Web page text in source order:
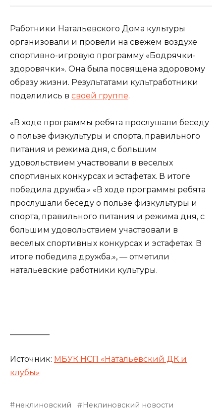
Работники Натальевского Дома культуры
организовали и провели на свежем воздухе
спортивно-игровую программу «Бодрячки-
здоровячки». Она была посвящена здоровому
образу жизни. Результатами культработники
поделились в своей группе.
«В ходе программы ребята прослушали беседу
о пользе физкультуры и спорта, правильного
питания и режима дня, с большим
удовольствием участвовали в веселых
спортивных конкурсах и эстафетах. В итоге
победила дружба.» «В ходе программы ребята
прослушали беседу о пользе физкультуры и
спорта, правильного питания и режима дня, с
большим удовольствием участвовали в
веселых спортивных конкурсах и эстафетах. В
итоге победила дружба.», — отметили
натальевские работники культуры.
Источник: МБУК НСП «Натальевский ДК и
клубы»
неклиновский Неклиновский новости